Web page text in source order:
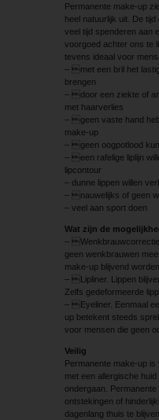
Permanente make-up
heel natuurlijk uit. De
veel tijd spenderen aan
voorgoed achter ons te
tevens ideaal voor
– met een bril het
brengen
– door een ziekte of
met haarverlies
– geen vaste hand
make-up
– geen oogpotlood
– een rafelige liplijn
lipcontour
– dunne lippen willen
– nauwelijks of geen
– veel aan sport doen
Wat zijn de
–
geen wenkbrauwen
make-up blijvend
– Lipliner. Lippen
Zelfs gedeformeerde
– Eyeliner. Eenmaal
up betekent steeds
voor mensen die geen
Veilig
Permanente make-up
met een allergische
ondergaan.
ontstekingen of
dagenlang thuis te